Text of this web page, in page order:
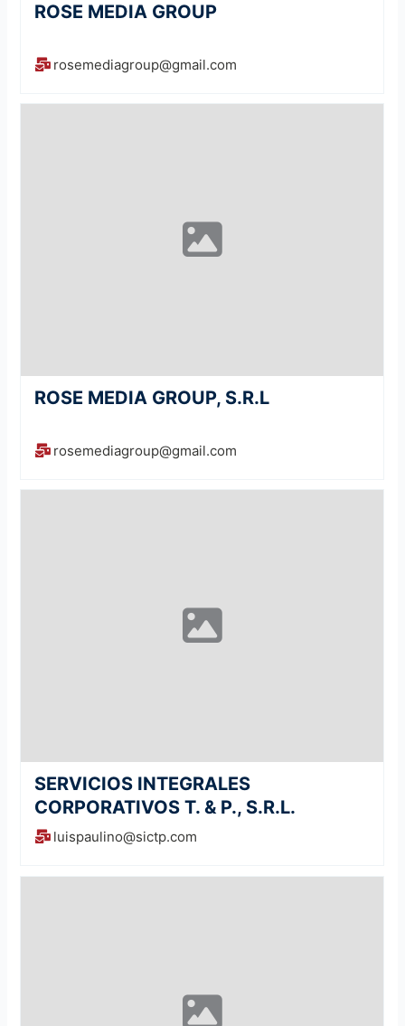
ROSE MEDIA GROUP
rosemediagroup@gmail.com
ROSE MEDIA GROUP, S.R.L
rosemediagroup@gmail.com
SERVICIOS INTEGRALES
CORPORATIVOS T. & P., S.R.L.
luispaulino@sictp.com